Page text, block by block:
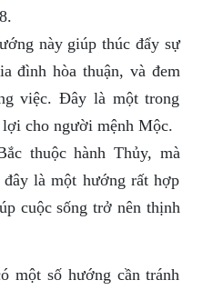
này giúp thúc đẩy sự
đình hòa thuận, và đem
việc. Đây là một trong
cho người mệnh Mộc.
thuộc hành Thủy, mà
là một hướng rất hợp
cuộc sống trở nên thịnh
một số hướng cần tránh